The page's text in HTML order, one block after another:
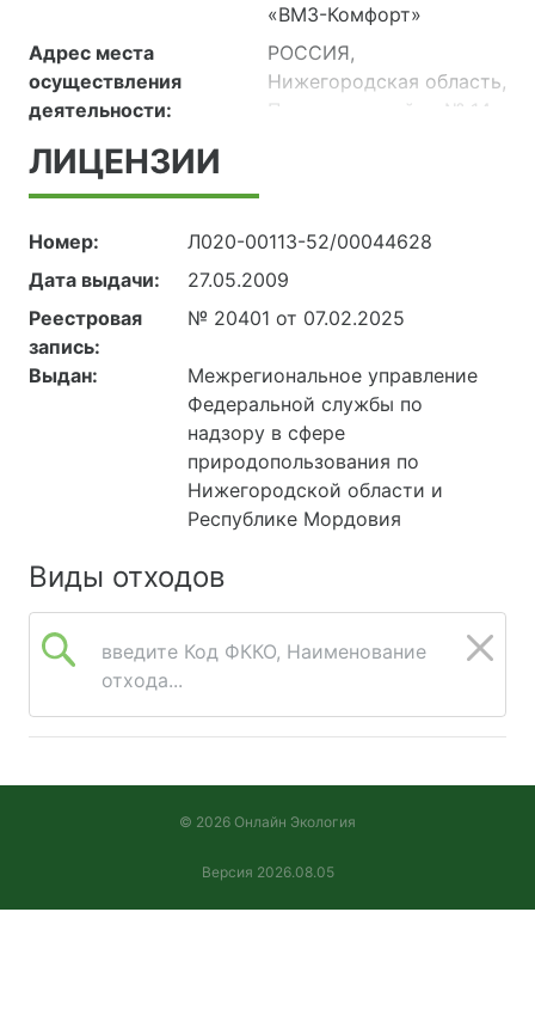
«ВМЗ-Комфорт»
Адрес места
осуществления
деятельности:
РОССИЯ,
Нижегородская область,
Проммикрорайон № 14
находящиеся на 5 этаже
в здании центральной
заводской лаборатории
ЛИЦЕНЗИИ
Номер:
Л020-00113-52/00044628
Дата выдачи:
27.05.2009
Реестровая
запись:
№ 20401 от 07.02.2025
Выдан:
Межрегиональное управление
Федеральной службы по
надзору в сфере
природопользования по
Нижегородской области и
Республике Мордовия
Виды отходов
введите Код ФККО, Наименование
отхода...
© 2026 Онлайн Экология
Версия 2026.08.05